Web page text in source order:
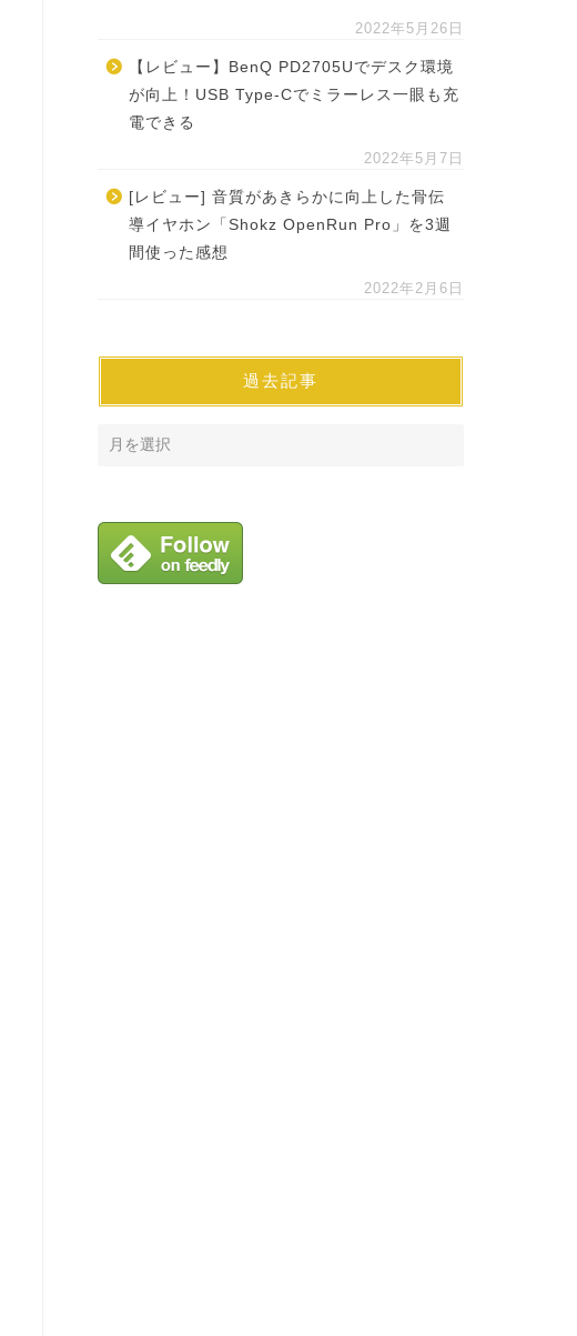
2022年5月26日
【レビュー】BenQ PD2705Uでデスク環境
が向上！USB Type-Cでミラーレス一眼も充
電できる
2022年5月7日
[レビュー] 音質があきらかに向上した骨伝
導イヤホン「Shokz OpenRun Pro」を3週
間使った感想
2022年2月6日
過去記事